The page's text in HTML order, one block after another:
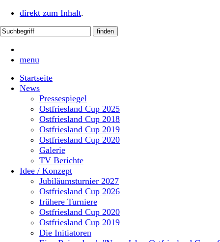
direkt zum Inhalt.
menu
Startseite
News
Pressespiegel
Ostfriesland Cup 2025
Ostfriesland Cup 2018
Ostfriesland Cup 2019
Ostfriesland Cup 2020
Galerie
TV Berichte
Idee / Konzept
Jubiläumsturnier 2027
Ostfriesland Cup 2026
frühere Turniere
Ostfriesland Cup 2020
Ostfriesland Cup 2019
Die Initiatoren